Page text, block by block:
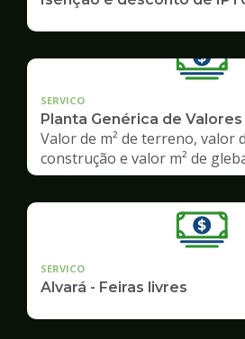
SERVICO
Planta Genérica de Valores
Valor de m² de terreno, valor
construção e valor m² de
SERVICO
Alvará - Feiras livres